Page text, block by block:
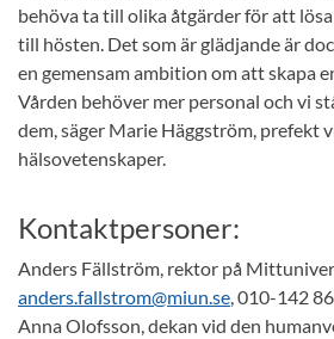
behöva ta till olika åtgärder för att
till hösten. Det som är glädjande är
en gemensam ambition om att skapa
Vården behöver mer personal och vi
dem, säger Marie Häggström, prefekt
hälsovetenskaper.
Kontaktpersoner:
Anders Fällström, rektor på
anders.fallstrom@miun.se, 010-142
Anna Olofsson, dekan vid den